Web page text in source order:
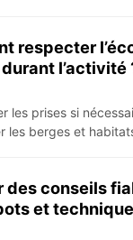
respecter
durant l’activité
les prises si
les berges et
des conseils
et